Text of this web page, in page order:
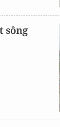
sông